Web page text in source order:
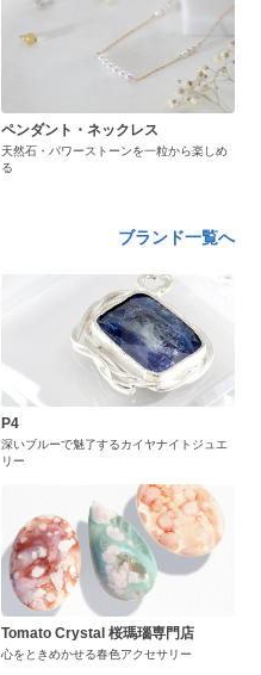
ペンダント・ネックレス
天然石・パワーストーンを一粒から楽しめ
る
ブランド一覧へ
P4
深いブルーで魅了するカイヤナイトジュエ
リー
Tomato Crystal 桜瑪瑙専門店
心をときめかせる春色アクセサリー